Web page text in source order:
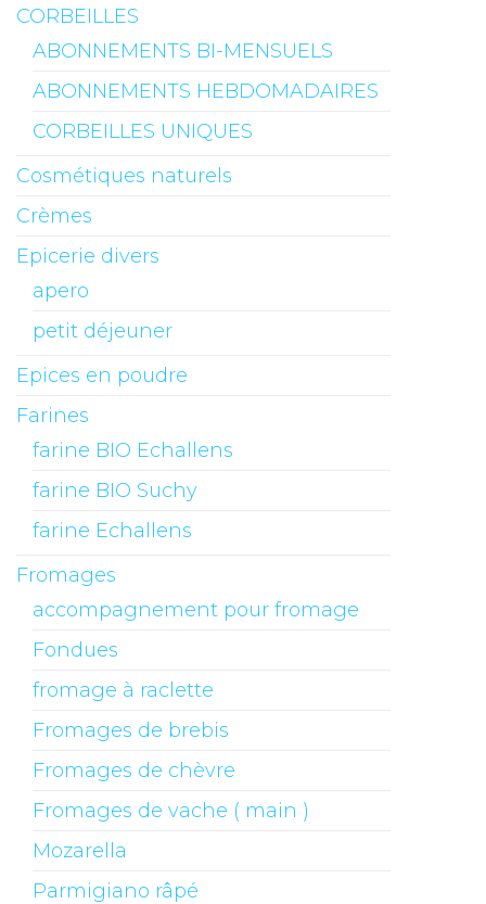
CORBEILLES
ABONNEMENTS BI-MENSUELS
ABONNEMENTS HEBDOMADAIRES
CORBEILLES UNIQUES
Cosmétiques naturels
Crèmes
Epicerie divers
apero
petit déjeuner
Epices en poudre
Farines
farine BIO Echallens
farine BIO Suchy
farine Echallens
Fromages
accompagnement pour fromage
Fondues
fromage à raclette
Fromages de brebis
Fromages de chèvre
Fromages de vache ( main )
Mozarella
Parmigiano râpé